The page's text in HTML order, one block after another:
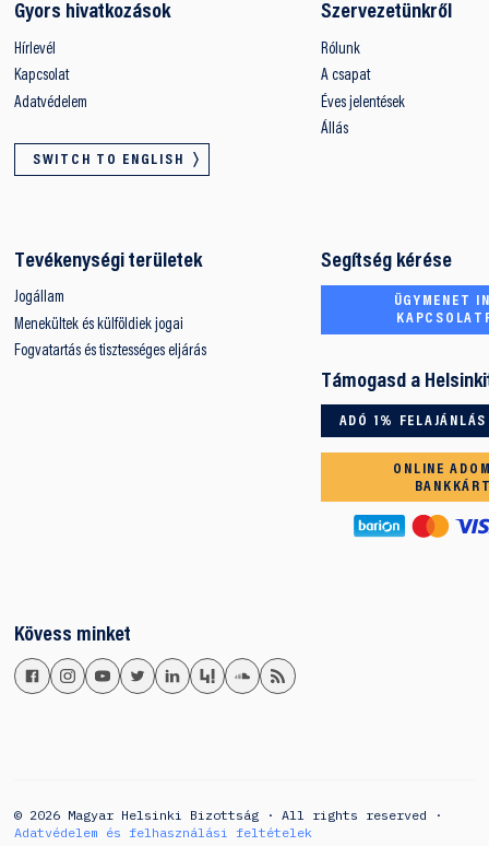
Gyors hivatkozások
Hírlevél
Kapcsolat
Adatvédelem
SWITCH TO ENGLISH
Szervezetünkről
Rólunk
A csapat
Éves jelentések
Állás
Tevékenységi területek
Jogállam
Menekültek és külföldiek jogai
Fogvatartás és tisztességes eljárás
Segítség kérése
ÜGYMENET
Támogasd a
ADÓ 1% FELAJÁNLÁS
ONLINE
Kövess minket
© 2026 Magyar Helsinki Bizottság · All rights reserved ·
Adatvédelem és felhasználási feltételek